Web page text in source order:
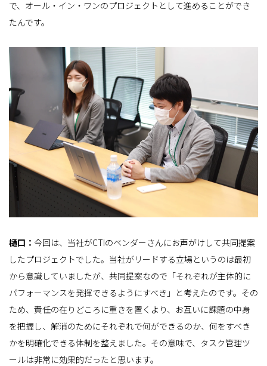
で、オール・イン・ワンのプロジェクトとして進めることができ
たんです。
樋口： 今回は、当社がCTIのベンダーさんにお声がけして共同提案
したプロジェクトでした。当社がリードする立場というのは最初
から意識していましたが、共同提案なので「それぞれが主体的に
パフォーマンスを発揮できるようにすべき」と考えたのです。その
ため、責任の在りどころに重きを置くより、お互いに課題の中身
を把握し、解消のためにそれぞれで何ができるのか、何をすべき
かを明確化できる体制を整えました。その意味で、タスク管理ツ
ールは非常に効果的だったと思います。